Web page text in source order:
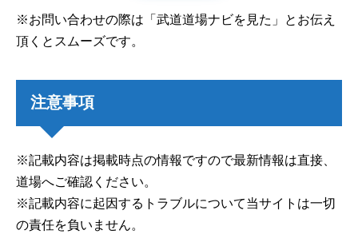
※お問い合わせの際は「武道道場ナビを見た」とお伝え
頂くとスムーズです。
注意事項
※記載内容は掲載時点の情報ですので最新情報は直接、
道場へご確認ください。
※記載内容に起因するトラブルについて当サイトは一切
の責任を負いません。